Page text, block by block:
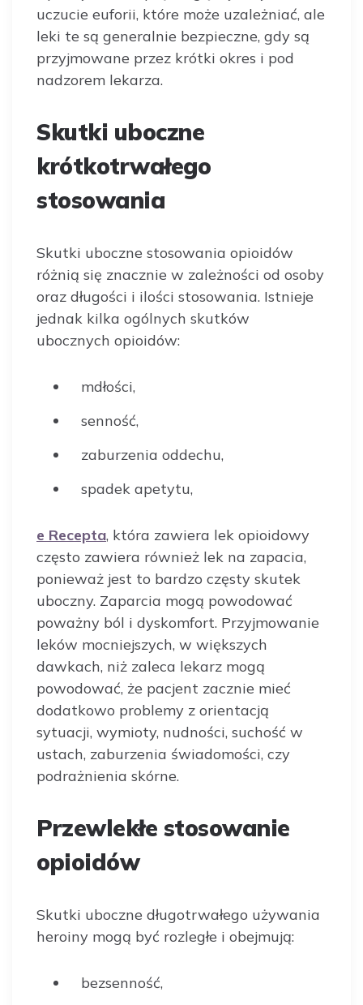
uczucie euforii, które może uzależniać, ale
leki te są generalnie bezpieczne, gdy są
przyjmowane przez krótki okres i pod
nadzorem lekarza.
Skutki uboczne
krótkotrwałego
stosowania
Skutki uboczne stosowania opioidów
różnią się znacznie w zależności od osoby
oraz długości i ilości stosowania. Istnieje
jednak kilka ogólnych skutków
ubocznych opioidów:
mdłości,
senność,
zaburzenia oddechu,
spadek apetytu,
e Recepta, która zawiera lek opioidowy
często zawiera również lek na zapacia,
ponieważ jest to bardzo częsty skutek
uboczny. Zaparcia mogą powodować
poważny ból i dyskomfort. Przyjmowanie
leków mocniejszych, w większych
dawkach, niż zaleca lekarz mogą
powodować, że pacjent zacznie mieć
dodatkowo problemy z orientacją
sytuacji, wymioty, nudności, suchość w
ustach, zaburzenia świadomości, czy
podrażnienia skórne.
Przewlekłe stosowanie
opioidów
Skutki uboczne długotrwałego używania
heroiny mogą być rozległe i obejmują:
bezsenność,